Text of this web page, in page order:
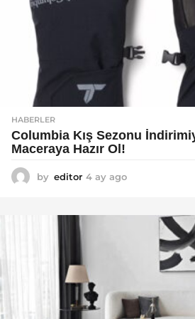
HABERLER
Columbia Kış Sezonu
Maceraya Hazır Ol!
by editor 4 ay ago
a